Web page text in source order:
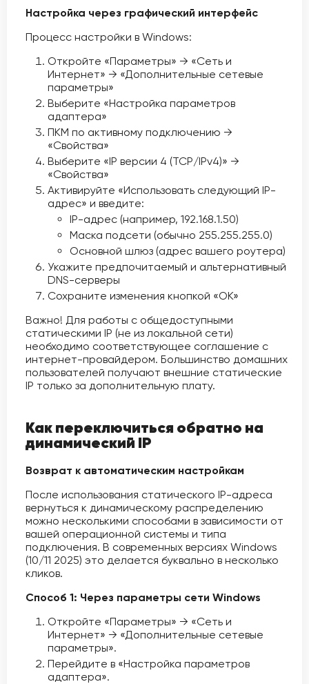
Настройка через графический интерфейс
Процесс настройки в Windows:
Откройте «Параметры» → «Сеть и
Интернет» → «Дополнительные сетевые
параметры»
Выберите «Настройка параметров
адаптера»
ПКМ по активному подключению →
«Свойства»
Выберите «IP версии 4 (TCP/IPv4)» →
«Свойства»
Активируйте «Использовать следующий IP-
адрес» и введите:
IP-адрес (например, 192.168.1.50)
Маска подсети (обычно 255.255.255.0)
Основной шлюз (адрес вашего роутера)
Укажите предпочитаемый и альтернативный
DNS-серверы
Сохраните изменения кнопкой «OK»
Важно! Для работы с общедоступными
статическими IP (не из локальной сети)
необходимо соответствующее соглашение с
интернет-провайдером. Большинство домашних
пользователей получают внешние статические
IP только за дополнительную плату.
Как переключиться обратно на
динамический IP
Возврат к автоматическим настройкам
После использования статического IP-адреса
вернуться к динамическому распределению
можно несколькими способами в зависимости от
вашей операционной системы и типа
подключения. В современных версиях Windows
(10/11 2025) это делается буквально в несколько
кликов.
Способ 1: Через параметры сети Windows
Откройте «Параметры» → «Сеть и
Интернет» → «Дополнительные сетевые
параметры».
Перейдите в «Настройка параметров
адаптера».